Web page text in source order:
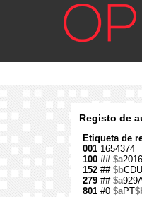
Registo de
Etiqueta de
001 1654374
100 ## $a
152 ## $bCDU
279 ## $a
801 #0 $aPT